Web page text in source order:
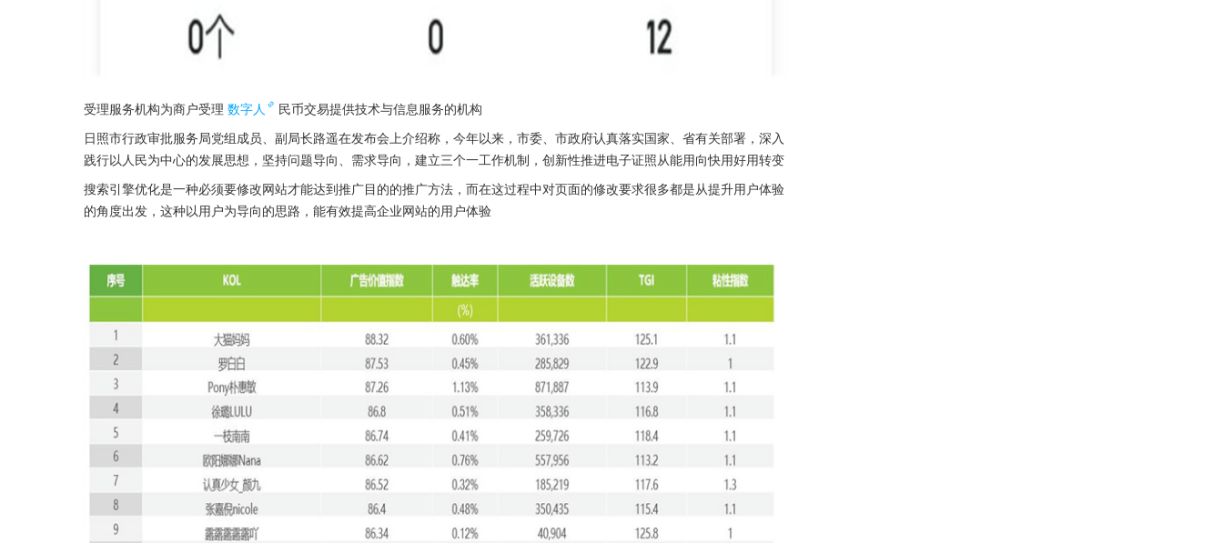
受理服务机构为商户受理 数字人
民币交易提供技术与信息服务的机构
日照市行政审批服务局党组成员、副局长路遥在发布会上介绍称，今年以来，市委、市政府认真落实国家、省有关部署，深入
践行以人民为中心的发展思想，坚持问题导向、需求导向，建立三个一工作机制，创新性推进电子证照从能用向快用好用转变
搜索引擎优化是一种必须要修改网站才能达到推广目的的推广方法，而在这过程中对页面的修改要求很多都是从提升用户体验
的角度出发，这种以用户为导向的思路，能有效提高企业网站的用户体验